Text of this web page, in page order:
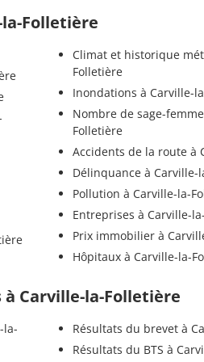
Folletière
Climat et historique
Folletière
Inondations à Carville-
Nombre de sage-
Folletière
Accidents de la route à
Délinquance à Carville-
Pollution à Carville-la-
Entreprises à Carville-
Prix immobilier à
Hôpitaux à Carville-la-
Carville-la-Folletière
la-
Résultats du brevet à
Résultats du BTS à